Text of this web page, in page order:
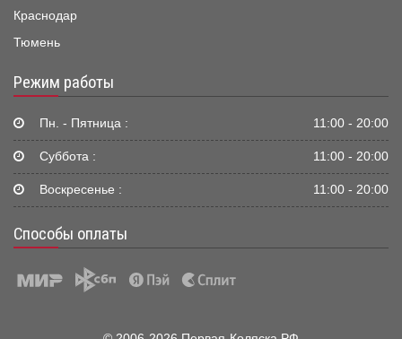
Краснодар
Тюмень
Режим работы
Пн. - Пятница : 11:00 - 20:00
Суббота : 11:00 - 20:00
Воскресенье : 11:00 - 20:00
Способы оплаты